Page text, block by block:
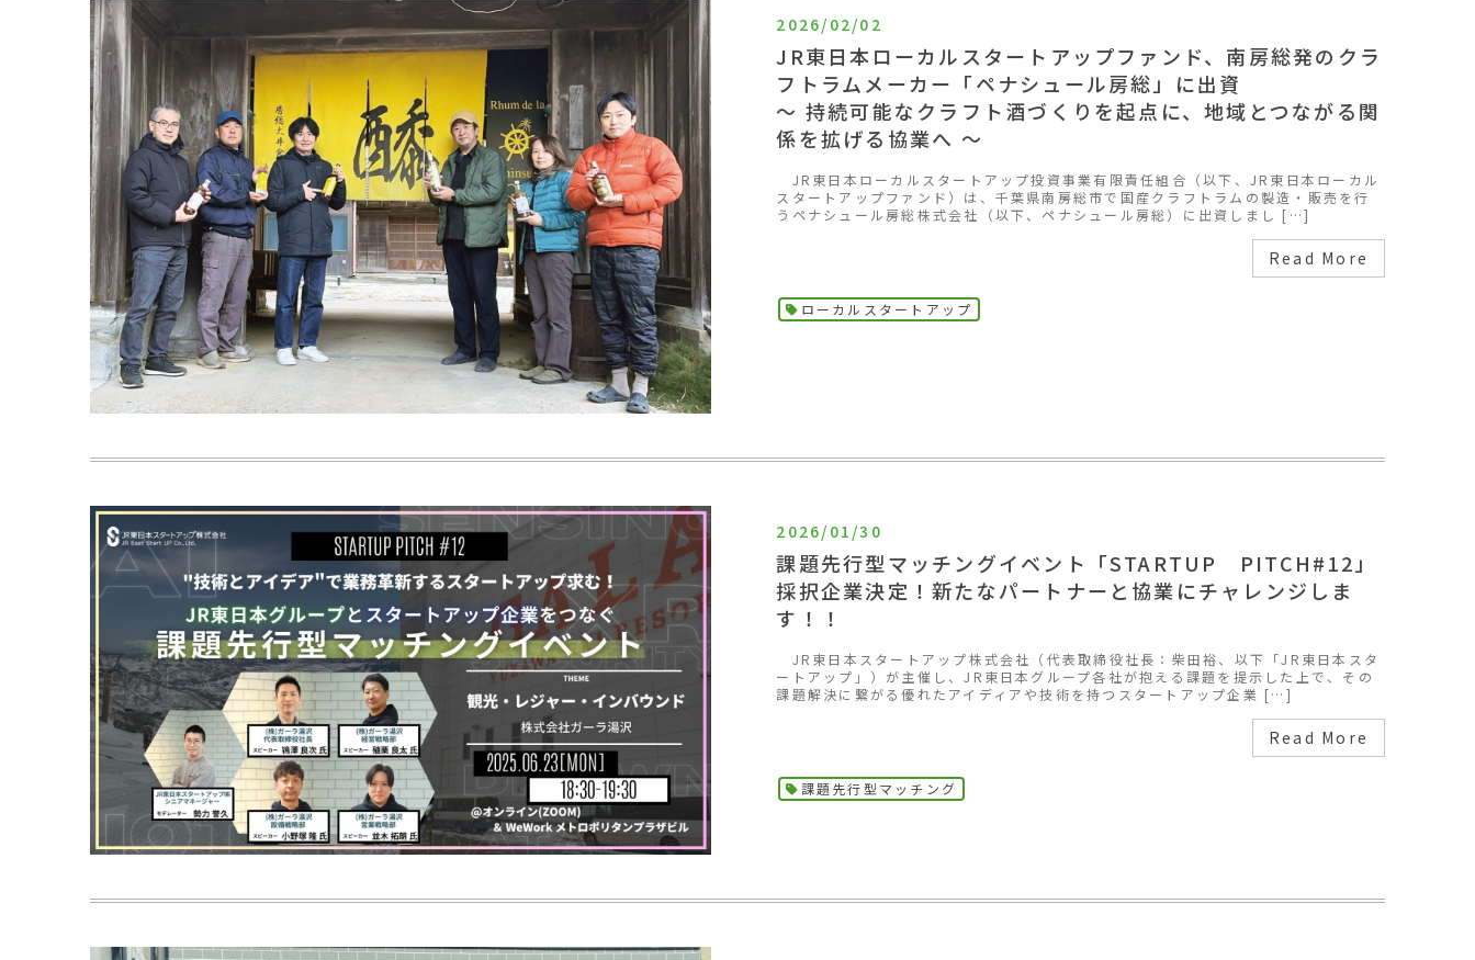
2026/02/02
JR東日本ローカルスタートアップファンド、南房総発のクラ
フトラムメーカー「ペナシュール房総」に出資
～ 持続可能なクラフト酒づくりを起点に、地域とつながる関
係を拡げる協業へ ～
JR東日本ローカルスタートアップ投資事業有限責任組合（以下、JR東日本ローカル
スタートアップファンド）は、千葉県南房総市で国産クラフトラムの製造・販売を行
うペナシュール房総株式会社（以下、ペナシュール房総）に出資しまし […]
Read More
ローカルスタートアップ
2026/01/30
課題先行型マッチングイベント「STARTUP PITCH#12」
採択企業決定！新たなパートナーと協業にチャレンジしま
す！！
JR東日本スタートアップ株式会社（代表取締役社長：柴田裕、以下「JR東日本スタ
ートアップ」）が主催し、JR東日本グループ各社が抱える課題を提示した上で、その
課題解決に繋がる優れたアイディアや技術を持つスタートアップ企業 […]
Read More
課題先行型マッチング